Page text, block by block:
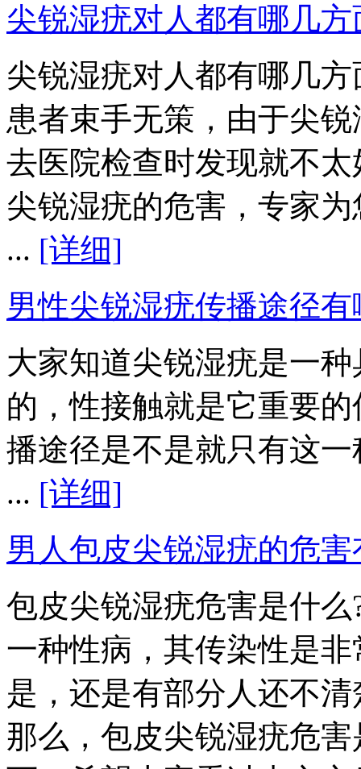
尖锐湿疣对人都有哪几方
尖锐湿疣对人都有哪几
患者束手无策，由于尖
去医院检查时发现就不
尖锐湿疣的危害，专家
... [详细]
男性尖锐湿疣传播途径
大家知道尖锐湿疣是一
的，性接触就是它重要
播途径是不是就只有这一
... [详细]
男人包皮尖锐湿疣的危
包皮尖锐湿疣危害是什
一种性病，其传染性是
是，还是有部分人还不
那么，包皮尖锐湿疣危